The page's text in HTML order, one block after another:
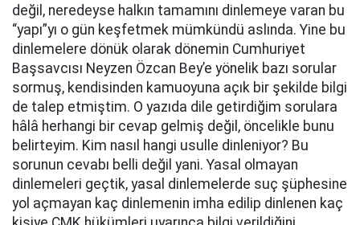
değil, neredeyse halkın tamamını dinlemeye varan bu
“yapı”yı o gün keşfetmek mümkündü aslında. Yine bu
dinlemelere dönük olarak dönemin Cumhuriyet
Başsavcısı Neyzen Özcan Bey’e yönelik bazı sorular
sormuş, kendisinden kamuoyuna açık bir şekilde bilgi
de talep etmiştim. O yazıda dile getirdiğim sorulara
hâlâ herhangi bir cevap gelmiş değil, öncelikle bunu
belirteyim. Kim nasıl hangi usulle dinleniyor? Bu
sorunun cevabı belli değil yani. Yasal olmayan
dinlemeleri geçtik, yasal dinlemelerde suç şüphesine
yol açmayan kaç dinlemenin imha edilip dinlenen kaç